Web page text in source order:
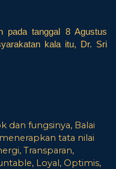
pada tanggal 8 Agustus
kala itu, Dr. Sri
dan fungsinya, Balai
tata nilai
Transparan,
Loyal, Optimis,